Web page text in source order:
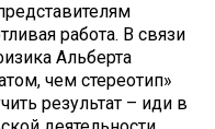
работа. В связи
Альберта
чем стереотип»
результат – иди в